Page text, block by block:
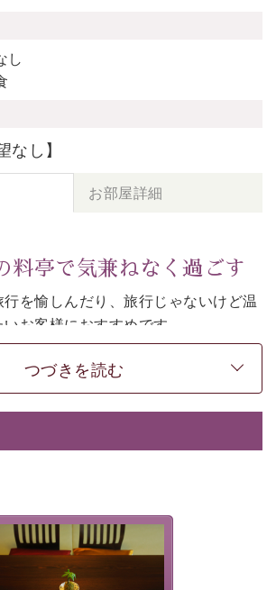
し
し】
お部屋詳細
料亭で気兼ねなく過ごす
を愉しんだり、旅行じゃないけど温
お客様におすすめです。
で気兼ねなくお食事をお愉しみくだ
取り組み】----------
呂のご利用が可能な上、 安心安全にご
う
る独自の衛生・消毒プログラムの基、
行っております。
---
で個室食
つづきを読む
なしご夕食を追加される
は、二食付きのプランを
びくださいませ。